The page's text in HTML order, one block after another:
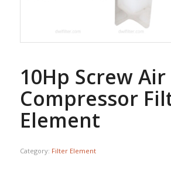
10Hp Screw Air
Compressor
Element
Category: Filter Element